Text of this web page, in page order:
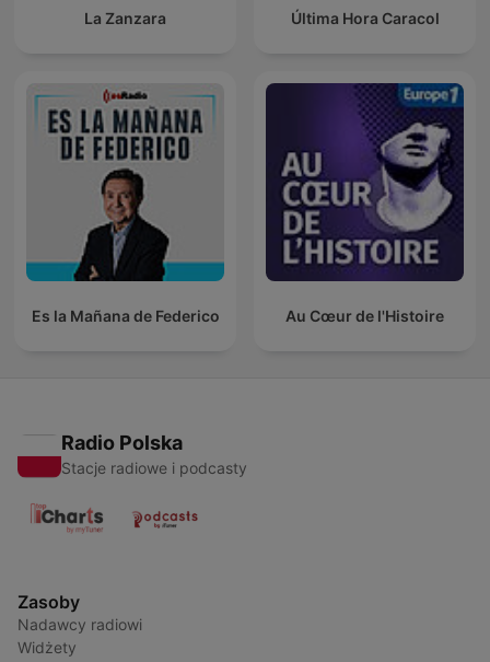
La Zanzara Última Hora Caracol
Es la Mañana de Federico Au Cœur de l'Histoire
Radio Polska
Stacje radiowe i podcasty
Zasoby
Nadawcy radiowi
Widżety